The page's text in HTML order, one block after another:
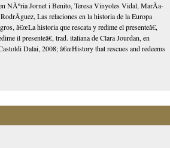
NÃºria Jornet i Benito, Teresa Vinyoles Vidal, MarÃ­a-
Las relaciones en la historia de la Europa
â€œLa historia que rescata y redime el presenteâ€,
il presenteâ€, trad. italiana de Clara Jourdan, en
Dalai, 2008; â€œHistory that rescues and redeems